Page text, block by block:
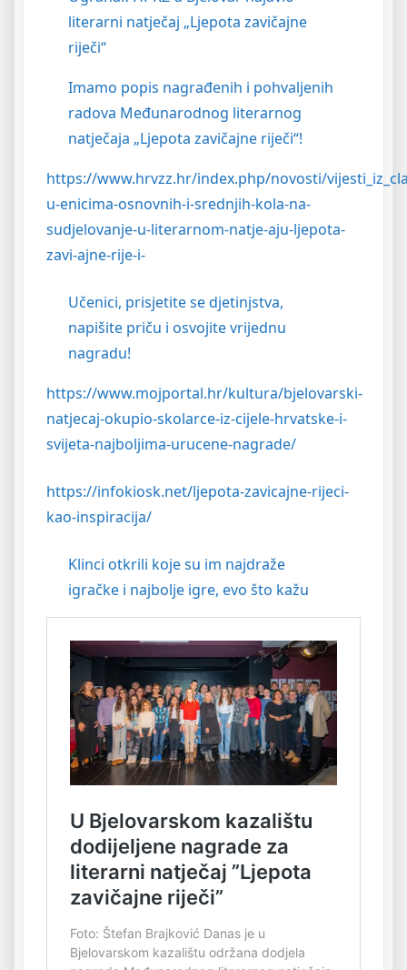
literarni natječaj „Ljepota zavičajne
riječi“
Imamo popis nagrađenih i pohvaljenih
radova Međunarodnog literarnog
natječaja „Ljepota zavičajne riječi“!
https://www.hrvzz.hr/index.php/novosti/
u-enicima-osnovnih-i-srednjih-kola-na-
sudjelovanje-u-literarnom-natje-aju-ljepota-
zavi-ajne-rije-i-
Učenici, prisjetite se djetinjstva,
napišite priču i osvojite vrijednu
nagradu!
https://www.mojportal.hr/kultura/bjelovarski-
natjecaj-okupio-skolarce-iz-cijele-hrvatske-i-
svijeta-najboljima-urucene-nagrade/
https://infokiosk.net/ljepota-zavicajne-rijeci-
kao-inspiracija/
Klinci otkrili koje su im najdraže
igračke i najbolje igre, evo što kažu